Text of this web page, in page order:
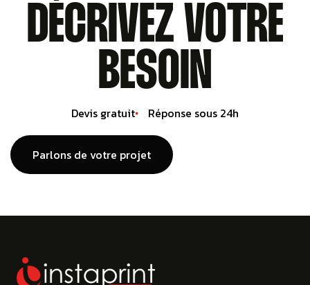
DÉCRIVEZ VOTRE
BESOIN
Devis gratuit Réponse sous 24h
Parlons de votre projet